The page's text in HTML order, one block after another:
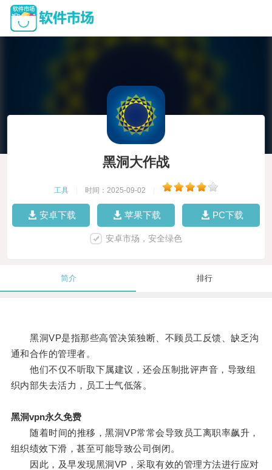
黑洞大作战
工具 时间：2025-09-02
安卓下载 苹果下载 PC下载
安卓市场，安全绿色
简介 排行
黑洞VP是指那些高管决策独断、不顾员工反馈、缺乏沟
通和合作的管理者。
他们不仅不听取下属建议，还会压制批评声音，导致组
织内部失去活力，员工士气低落。
黑洞vpn永久免费
随着时间的推移，黑洞VP常常会导致员工离职率飙升，
组织绩效下滑，甚至可能导致公司倒闭。
因此，及早发现黑洞VP，采取有效的管理方法进行应对